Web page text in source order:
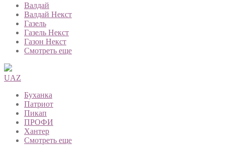
Валдай
Валдай Некст
Газель
Газель Некст
Газон Некст
Смотреть еще
UAZ
Буханка
Патриот
Пикап
ПРОФИ
Хантер
Смотреть еще